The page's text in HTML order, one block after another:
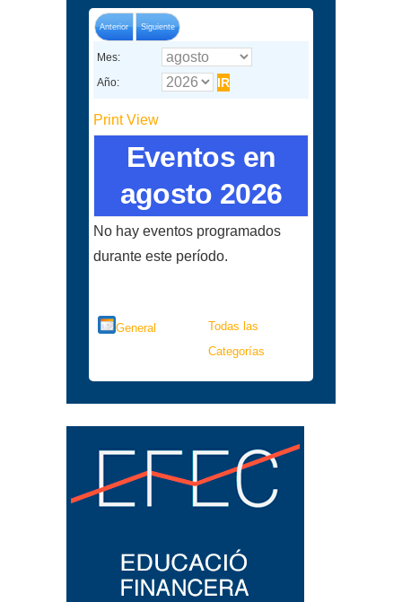
Anterior Siguiente
Mes:
Año:
PrintView
Eventos en
agosto 2026
No hay eventos programados
durante este período.
General
Todas las
Categorías